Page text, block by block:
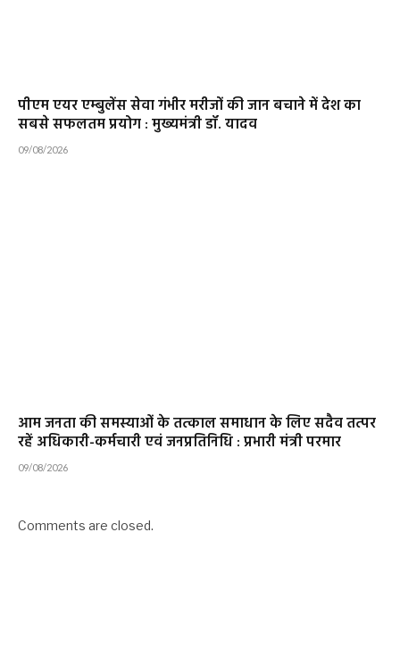
पीएम एयर एम्बुलेंस सेवा गंभीर मरीजों की जान बचाने में देश का
सबसे सफलतम प्रयोग : मुख्यमंत्री डॉ. यादव
09/08/2026
आम जनता की समस्याओं के तत्काल समाधान के लिए सदैव तत्पर
रहें अधिकारी-कर्मचारी एवं जनप्रतिनिधि : प्रभारी मंत्री परमार
09/08/2026
Comments are closed.